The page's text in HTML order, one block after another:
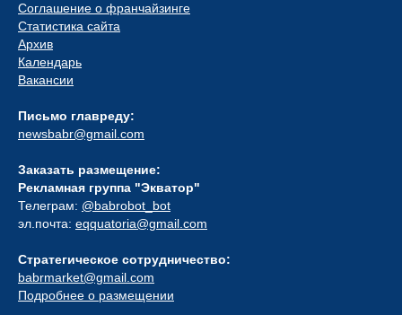
Соглашение о франчайзинге
Статистика сайта
Архив
Календарь
Вакансии
Письмо главреду:
newsbabr@gmail.com
Заказать размещение:
Рекламная группа "Экватор"
Телеграм: @babrobot_bot
эл.почта: eqquatoria@gmail.com
Стратегическое сотрудничество:
babrmarket@gmail.com
Подробнее о размещении